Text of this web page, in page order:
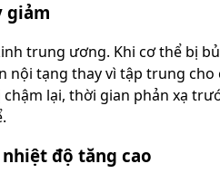
giảm
trung ương. Khi cơ thể bị
nội tạng thay vì tập trung
lại, thời gian phản xạ
độ tăng cao